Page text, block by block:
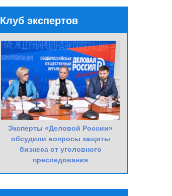
Клуб экспертов
Эксперты «Деловой России»
обсудили вопросы защиты
бизнеса от уголовного
преследования